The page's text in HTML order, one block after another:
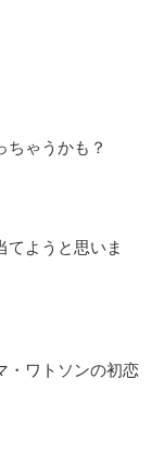
ちゃうかも？
てようと思いま
・ワトソンの初恋